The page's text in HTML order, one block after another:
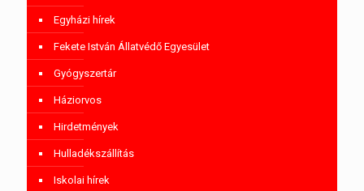
Egyházi hírek
Fekete István Állatvédő Egyesület
Gyógyszertár
Háziorvos
Hirdetmények
Hulladékszállítás
Iskolai hírek